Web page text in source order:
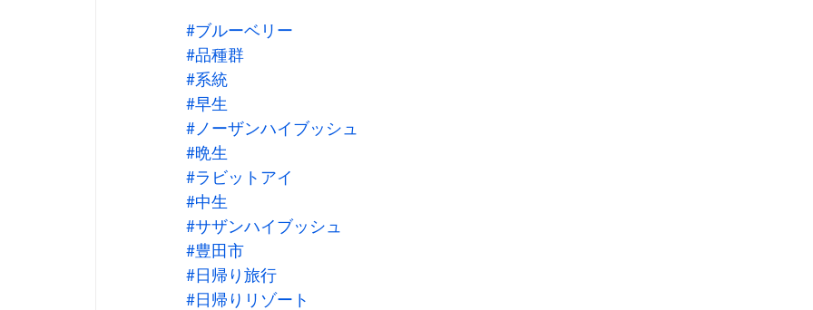
#ブルーベリー
#品種群
#系統
#早生
#ノーザンハイブッシュ
#晩生
#ラビットアイ
#中生
#サザンハイブッシュ
#豊田市
#日帰り旅行
#日帰りリゾート